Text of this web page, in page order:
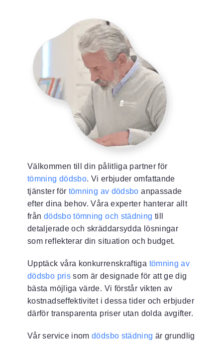
Välkommen till din pålitliga partner för
tömning dödsbo. Vi erbjuder omfattande
tjänster för tömning av dödsbo anpassade
efter dina behov. Våra experter hanterar allt
från dödsbo tömning och städning till
detaljerade och skräddarsydda lösningar
som reflekterar din situation och budget.
Upptäck våra konkurrenskraftiga tömning av
dödsbo prissom är designade för att ge dig
bästa möjliga värde. Vi förstår vikten av
kostnadseffektivitet i dessa tider och erbjuder
därför transparenta priser utan dolda avgifter.
Vår service inomdödsbo städning är grundlig